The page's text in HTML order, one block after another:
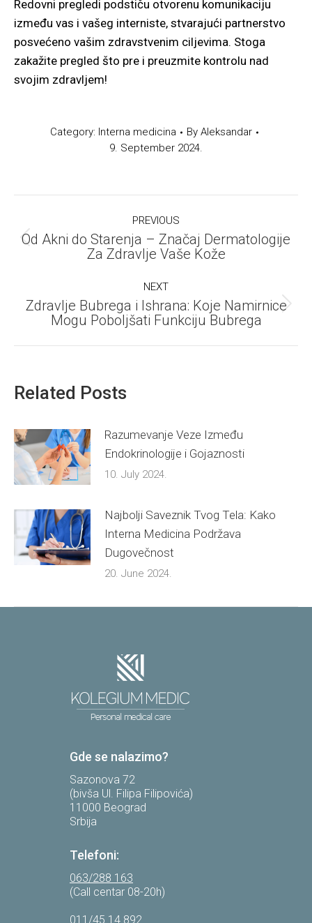
Redovni pregledi podstiču otvorenu komunikaciju
između vas i vašeg interniste, stvarajući partnerstvo
posvećeno vašim zdravstvenim ciljevima. Stoga
zakažite pregled što pre i preuzmite kontrolu nad
svojim zdravljem!
Category: Interna medicina By Aleksandar
9. September 2024.
navigation
PREVIOUS
Previous
Od Akni do Starenja – Značaj Dermatologije
Za Zdravlje Vaše Kože
NEXT
Next
Zdravlje Bubrega i Ishrana: Koje Namirnice
Mogu Poboljšati Funkciju Bubrega
Related Posts
Razumevanje Veze Između
Endokrinologije i Gojaznosti
10. July 2024.
Najbolji Saveznik Tvog Tela: Kako
Interna Medicina Podržava
Dugovečnost
20. June 2024.
Gde se nalazimo?
Sazonova 72
(bivša Ul. Filipa Filipovića)
11000 Beograd
Srbija
Telefoni:
063/288 163
(Call centar 08-20h)
011/45 14 892